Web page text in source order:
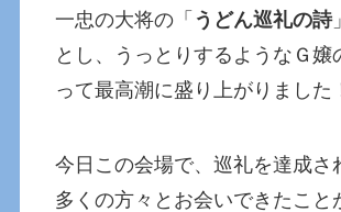
一忠の大将の「 うどん巡礼の詩
とし、うっとりするようなＧ嬢
って最高潮に盛り上がりました
今日この会場で、巡礼を達成さ
多くの方々とお会いできたこと